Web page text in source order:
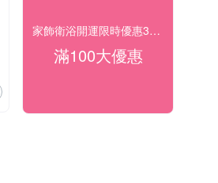
家飾衛浴開運限時優惠3折起
滿100大優惠